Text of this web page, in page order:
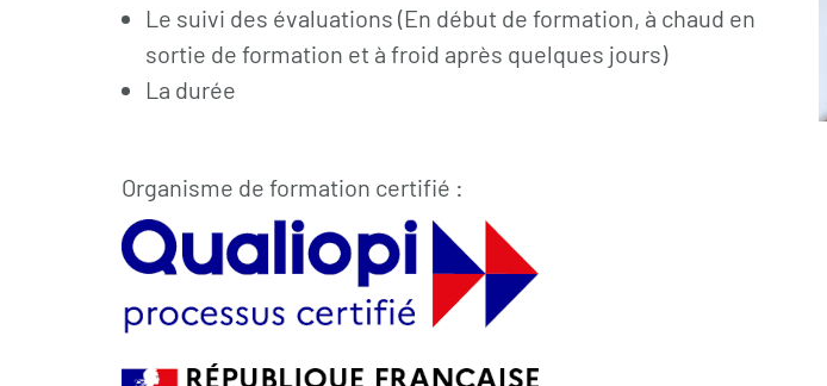
Le suivi des évaluations (En début de formation, à chaud en
sortie de formation et à froid après quelques jours)
La durée
Organisme de formation certifié :